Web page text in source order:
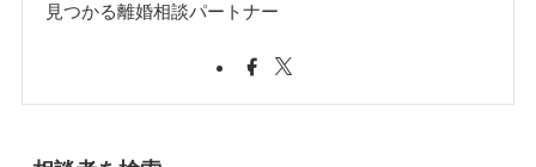
見つかる離婚相談パートナー